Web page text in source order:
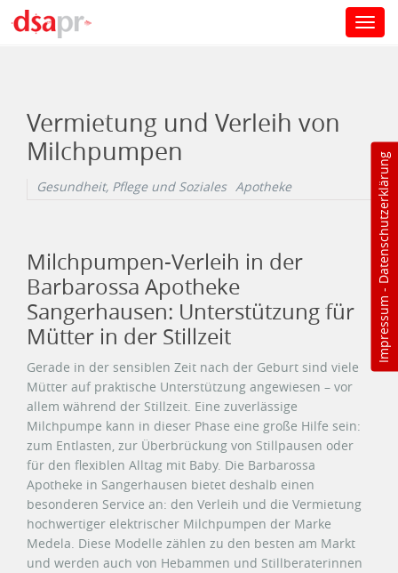
Impressum
-
Datenschutzerklärung
Vermietung und Verleih von
Milchpumpen
Gesundheit, Pflege und Soziales Apotheke
Milchpumpen-Verleih in der
Barbarossa Apotheke
Sangerhausen: Unterstützung für
Mütter in der Stillzeit
Gerade in der sensiblen Zeit nach der Geburt sind viele
Mütter auf praktische Unterstützung angewiesen – vor
allem während der Stillzeit. Eine zuverlässige
Milchpumpe kann in dieser Phase eine große Hilfe sein:
zum Entlasten, zur Überbrückung von Stillpausen oder
für den flexiblen Alltag mit Baby. Die Barbarossa
Apotheke in Sangerhausen bietet deshalb einen
besonderen Service an: den Verleih und die Vermietung
hochwertiger elektrischer Milchpumpen der Marke
Medela. Diese Modelle zählen zu den besten am Markt
und werden auch von Hebammen und Stillberaterinnen